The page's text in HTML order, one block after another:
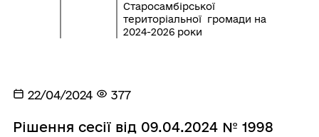
Старосамбірської
територіальної громади на
2024-2026 роки
22/04/2024 377
Рішення сесії від 09.04.2024 № 1998